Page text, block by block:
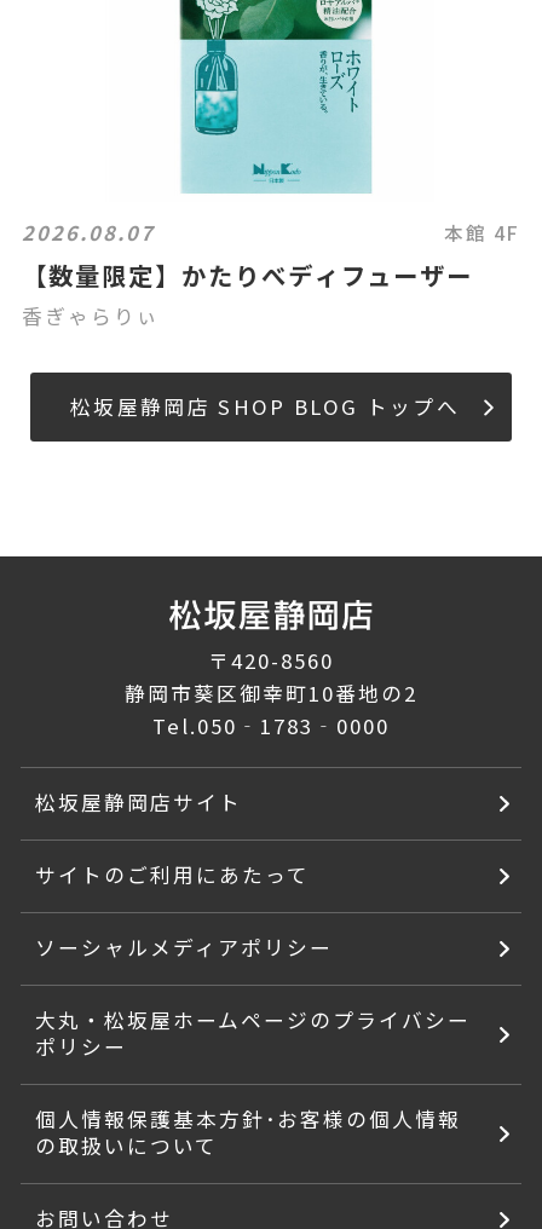
2026.08.07 本館 4F
【数量限定】かたりべディフューザー
香ぎゃらりぃ
松坂屋静岡店 SHOP BLOG トップへ
〒420-8560
静岡市葵区御幸町10番地の2
Tel.050‐1783‐0000
松坂屋静岡店サイト
サイトのご利用にあたって
ソーシャルメディアポリシー
大丸・松坂屋ホームページのプライバシー
ポリシー
個人情報保護基本方針･お客様の個人情報
の取扱いについて
お問い合わせ